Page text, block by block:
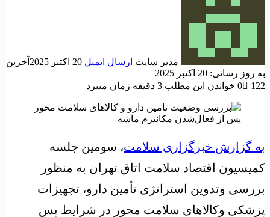
مدیر سایت ارسال ایمیل 20 اکتبر 2025
آخرین
به روز رسانی: 20 اکتبر 2025
0
122 خواندن این مطلب 3 دقیقه زمان میبرد
به گزارش خبرگزاری سلامت، سومین جلسه
کمیسیون اقتصاد سلامت اتاق تهران به منظور
بررسی وتدوین استراتژی تأمین دارو، تجهیزات
پزشکی وکالاهای سلامت محور در شرایط پس